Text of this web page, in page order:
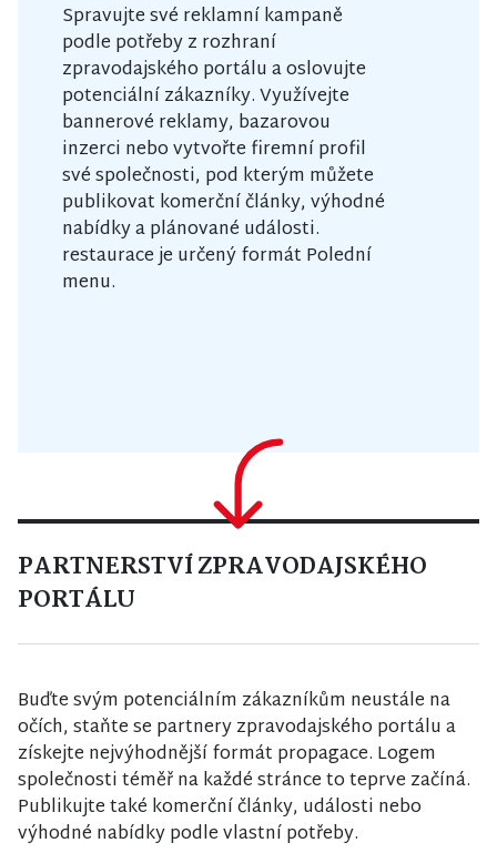
Spravujte své reklamní kampaně
podle potřeby z rozhraní
zpravodajského portálu a oslovujte
potenciální zákazníky. Využívejte
bannerové reklamy, bazarovou
inzerci nebo vytvořte firemní profil
své společnosti, pod kterým můžete
publikovat komerční články, výhodné
nabídky a plánované události.
restaurace je určený formát Polední
menu.
PARTNERSTVÍ ZPRAVODAJSKÉHO
PORTÁLU
Buďte svým potenciálním zákazníkům neustále na
očích, staňte se partnery zpravodajského portálu a
získejte nejvýhodnější formát propagace. Logem
společnosti téměř na každé stránce to teprve začíná.
Publikujte také komerční články, události nebo
výhodné nabídky podle vlastní potřeby.